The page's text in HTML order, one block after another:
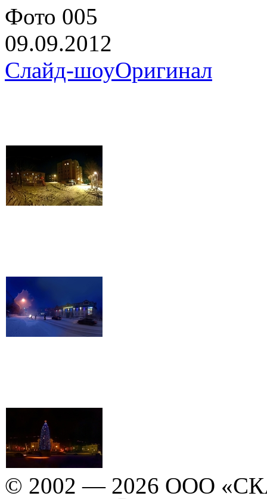
Фото 005
09.09.2012
Слайд-шоуОригинал
© 2002 — 2026 ООО